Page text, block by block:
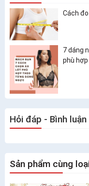
Cách
7 dáng
phù hợp
Hỏi đáp - Bình luận
Sản phẩm cùng